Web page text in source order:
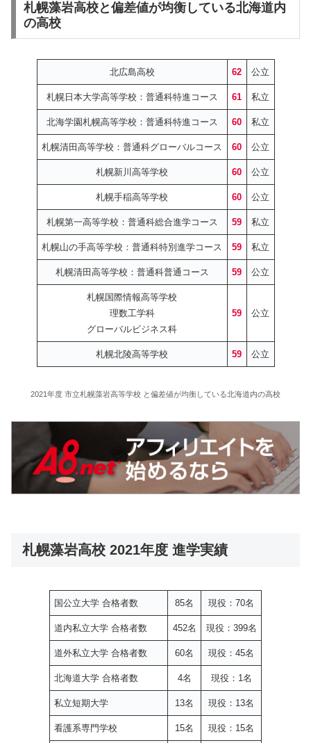
札幌藻岩高校と偏差値が均衡している北海道内
の高校
北広島高校 62 公立
札幌日本大学高等学校：普通科特進コース 61 私立
北海学園札幌高等学校：普通科特進コース 60 私立
札幌清田高等学校：普通科グローバルコース 60 公立
札幌新川高等学校 60 公立
札幌手稲高等学校 60 公立
札幌第一高等学校：普通科総合進学コース 59 私立
札幌山の手高等学校：普通科特別進学コース 59 私立
札幌清田高等学校：普通科普通コース 59 公立
札幌国際情報高等学校
理数工学科
グローバルビジネス科
59 公立
札幌北陵高等学校 59 公立
2021年度 市立札幌藻岩高等学校 と偏差値が均衡している北海道内の高校
札幌藻岩高校 2021年度 進学実績
国公立大学 合格者数 85名 現役：70名
道内私立大学 合格者数 452名 現役：399名
道外私立大学 合格者数 60名 現役：45名
北海道大学 合格者数 4名 現役：1名
私立短期大学 13名 現役：13名
看護系専門学校 15名 現役：15名